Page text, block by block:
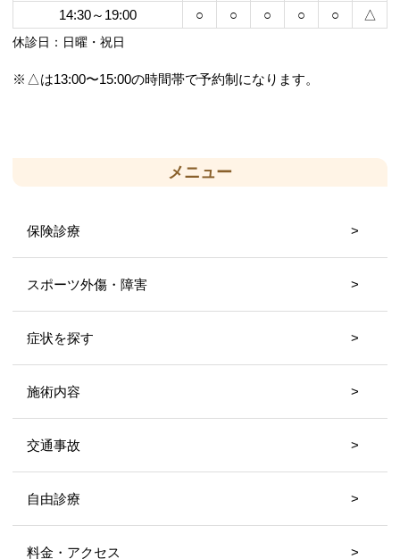
14:30～19:00
○ ○ ○ ○ ○ △
休診日：日曜・祝日
△は13:00〜15:00の時間帯で予約制になります。
メニュー
保険診療
スポーツ外傷・障害
症状を探す
施術内容
交通事故
自由診療
料金・アクセス